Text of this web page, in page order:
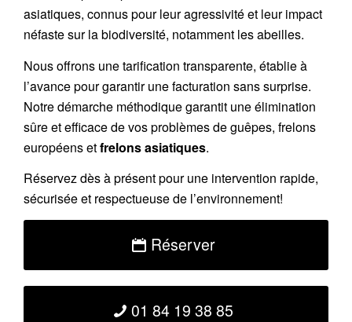
asiatiques, connus pour leur agressivité et leur impact
néfaste sur la biodiversité, notamment les abeilles.
Nous offrons une tarification transparente, établie à
l’avance pour garantir une facturation sans surprise.
Notre démarche méthodique garantit une élimination
sûre et efficace de vos problèmes de guêpes, frelons
européens etfrelons asiatiques.
Réservez dès à présent pour une intervention rapide,
sécurisée et respectueuse de l’environnement!
Réserver
01 84 19 38 85